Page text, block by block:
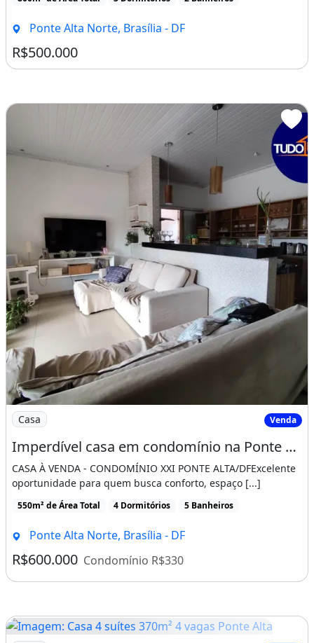
Ponte Alta Norte, Brasília - DF
R$500.000
Imagem: Imperdível casa em condomínio na Ponte
Casa Venda
Imperdível casa em condomínio na Ponte Alta Norte, Brasília-DF 4 quartos, 3 suítes
CASA À VENDA - CONDOMÍNIO XXI PONTE ALTA/DFExcelente
oportunidade para quem busca conforto, espaço [...]
550m² de Área Total 4 Dormitórios 5 Banheiros
Ponte Alta Norte, Brasília - DF
R$600.000 Condomínio R$330